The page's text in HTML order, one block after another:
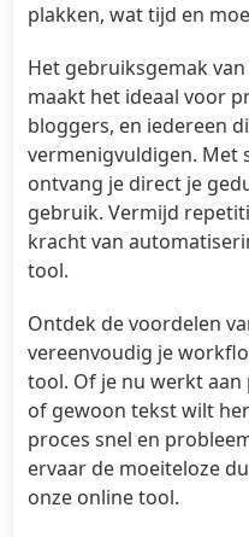
plakken, wat tijd en
Het gebruiksgemak
maakt het ideaal voor
bloggers, en iedereen
vermenigvuldigen. Met
ontvang je direct je
gebruik. Vermijd
kracht van
tool.
Ontdek de voordelen
vereenvoudig je
tool. Of je nu werkt
of gewoon tekst wilt
proces snel en
ervaar de moeiteloze
onze online tool.